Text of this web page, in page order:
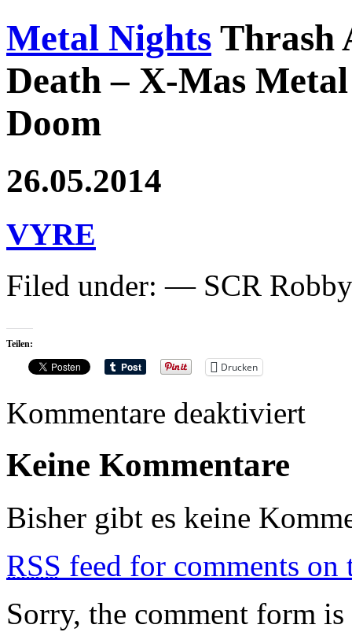
Metal Nights Thrash
Death – X-Mas
Doom
26.05.2014
VYRE
Filed under: — SCR
Teilen:
Drucken
Kommentare deaktiviert
Keine Kommentare
Bisher gibt es keine
RSS feed for comments on
Sorry, the comment form